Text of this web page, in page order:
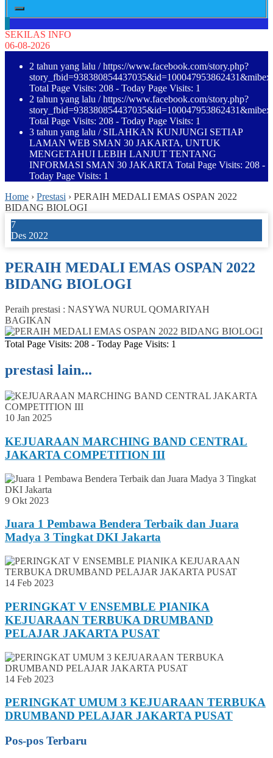
SEKILAS INFO
06-08-2026
2 tahun yang lalu / https://www.facebook.com/story.php?
Total Page Visits: 208 - Today Page Visits: 1
2 tahun yang lalu / https://www.facebook.com/story.php?
Total Page Visits: 208 - Today Page Visits: 1
3 tahun yang lalu / SILAHKAN KUNJUNGI SETIAP
LAMAN WEB SMAN 30 JAKARTA, UNTUK
MENGETAHUI LEBIH LANJUT TENTANG
INFORMASI SMAN 30 JAKARTA Total Page Visits: 208 -
Today Page Visits: 1
Home › Prestasi › PERAIH MEDALI EMAS OSPAN 2022
BIDANG BIOLOGI
7
Des 2022
PERAIH MEDALI EMAS OSPAN 2022
BIDANG BIOLOGI
Peraih prestasi : NASYWA NURUL QOMARIYAH
BAGIKAN
Total Page Visits: 208 - Today Page Visits: 1
prestasi lain...
10 Jan 2025
KEJUARAAN MARCHING BAND CENTRAL
JAKARTA COMPETITION III
9 Okt 2023
Juara 1 Pembawa Bendera Terbaik dan Juara
Madya 3 Tingkat DKI Jakarta
14 Feb 2023
PERINGKAT V ENSEMBLE PIANIKA
KEJUARAAN TERBUKA DRUMBAND
PELAJAR JAKARTA PUSAT
14 Feb 2023
PERINGKAT UMUM 3 KEJUARAAN TERBUKA
DRUMBAND PELAJAR JAKARTA PUSAT
Pos-pos Terbaru